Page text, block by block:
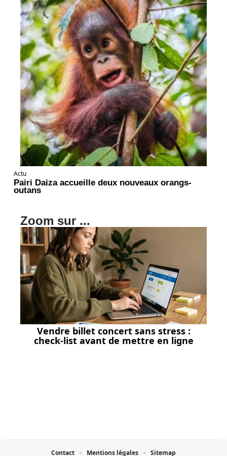
Actu
Pairi Daiza accueille deux nouveaux orangs-
outans
Zoom sur ...
Vendre billet concert sans stress :
check-list avant de mettre en ligne
Contact Mentions légales Sitemap